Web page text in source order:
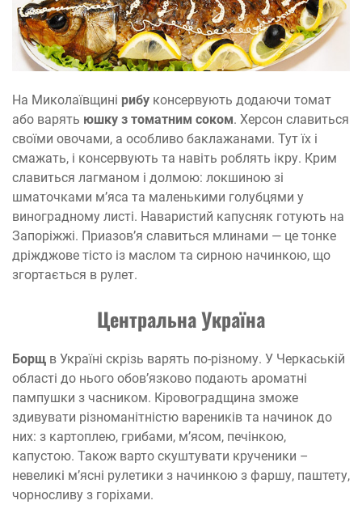
На Миколаївщині рибу консервують додаючи томат
або варять юшку з томатним соком. Херсон славиться
своїми овочами, а особливо баклажанами. Тут їх і
смажать, і консервують та навіть роблять ікру. Крим
славиться лагманом і долмою: локшиною зі
шматочками м’яса та маленькими голубцями у
виноградному листі. Наваристий капусняк готують на
Запоріжжі. Приазов’я славиться млинами — це тонке
дріжджове тісто із маслом та сирною начинкою, що
згортається в рулет.
Центральна Україна
Борщ в Україні скрізь варять по-різному. У Черкаській
області до нього обов’язково подають ароматні
пампушки з часником. Кіровоградщина зможе
здивувати різноманітністю вареників та начинок до
них: з картоплею, грибами, м’ясом, печінкою,
капустою. Також варто скуштувати крученики –
невеликі м’ясні рулетики з начинкою з фаршу, паштету,
чорносливу з горіхами.